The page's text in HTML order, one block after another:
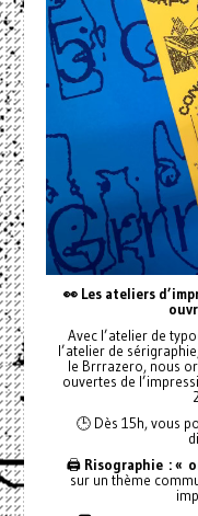
👀 Les ateliers
Avec l’atelier de
l’atelier de
le Brrrazero, nous
ouvertes de
🕒 Dès 15h, vous
🖨️ Risographie : «
sur un thème